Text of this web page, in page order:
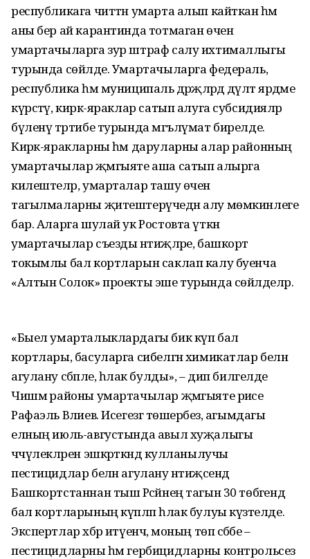
республикага читтән умарта алып кайткан һәм
аны бер ай карантинда тотмаган өчен
умартачыларга зур штраф салу ихтималлыгы
турында сөйләде. Умартачыларга федераль,
республика һәм муниципаль дәрәҗәләрдә дәүләт ярдәме
күрсәтү, кирәк-яраклар сатып алуга субсидияләр
бүленү тәртибе турында мәгълүмат бирелде.
Кирәк-яракларны һәм даруларны алар районның
умартачылар җәмгыяте аша сатып алырга
килештеләр, умарталар ташу өчен
тагылмаларны җитештерүчедән алу мөмкинлеге
бар. Аларга шулай ук Ростовта үткән
умартачылар съезды нәтиҗәләре, башкорт
токымлы бал кортларын саклап калу буенча
«Алтын Солок» проекты эше турында сөйләделәр.
«Быел умарталыклардагы бик күп бал
кортлары, басуларга сибелгән химикатлар белән
агулану сәбәпле, һәлак булды», – дип билгеләде
Чишмә районы умартачылар җәмгыяте рәисе
Рафаэль Вәлиев. Исегезгә төшерәбез, агымдагы
елның июль-августында авыл хуҗалыгы
чәчүлекләрен эшкәрткәндә кулланылучы
пестицидлар белән агулану нәтиҗәсендә
Башкортстаннан тыш Рәсәйнең тагын 30 төбәгендә
бал кортларының күпләп һәлак булуы күзәтелде.
Экспертлар хәбәр итүенчә, моның төп сәбәбе –
пестицидларны һәм гербицидларны контрольсез